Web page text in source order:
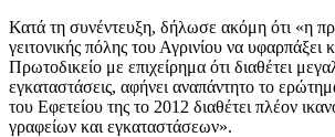
Κατά τη συνέντευξη, δήλωσε ακόμη ότι «η
γειτονικής πόλης του Αγρινίου να υφαρπάξει
Πρωτοδικείο με επιχείρημα ότι διαθέτει
εγκαταστάσεις, αφήνει αναπάντητο το
του Εφετείου της το 2012 διαθέτει πλέον
γραφείων και εγκαταστάσεων».